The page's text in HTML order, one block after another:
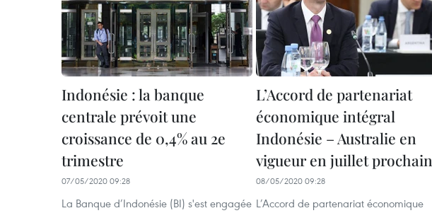
Indonésie : la banque
centrale prévoit une
croissance de 0,4% au 2e
trimestre
07/05/2020 09:28
La Banque d’Indonésie (BI) s'est engagée
L’Accord de partenariat
économique intégral
Indonésie – Australie en
vigueur en juillet prochain
08/05/2020 09:28
L’Accord de partenariat économique